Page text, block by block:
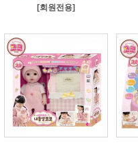
[회원전용]